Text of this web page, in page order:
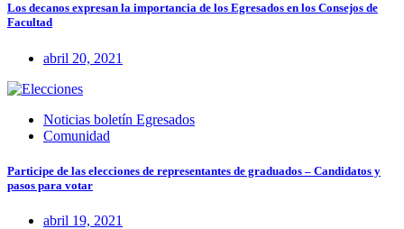
Los decanos expresan la importancia de los Egresados en los Consejos de
Facultad
abril 20, 2021
Noticias boletín Egresados
Comunidad
Participe de las elecciones de representantes de graduados – Candidatos y
pasos para votar
abril 19, 2021